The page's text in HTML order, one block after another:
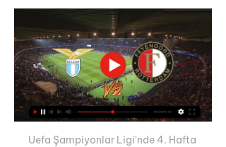
Uefa Şampiyonlar Ligi'nde 4. Hafta